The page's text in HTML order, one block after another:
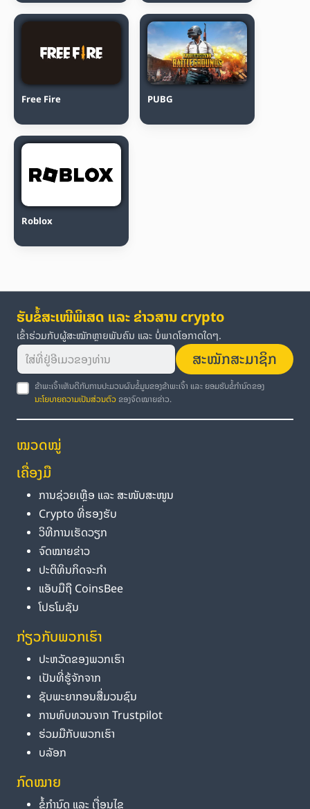
Free Fire PUBG
Roblox
ຮັບຂໍ້ສະເໜີພິເສດ ແລະ ຂ່າວສານ crypto
ເຂົ້າຮ່ວມກັບຜູ້ສະໝັກຫຼາຍພັນຄົນ ແລະ ບໍ່ພາດໂອກາດໃດໆ.
ສະໝັກສະມາຊິກ
ຂ້າພະເຈົ້າເຫັນດີກັບການປະມວນຜົນຂໍ້ມູນຂອງຂ້າພະເຈົ້າ ແລະ ຍອມຮັບຂໍ້ກຳນົດຂອງ
ນະໂຍບາຍຄວາມເປັນສ່ວນຕົວ ຂອງຈົດໝາຍຂ່າວ.
ໝວດໝູ່
ເຄື່ອງມື
ການຊ່ວຍເຫຼືອ ແລະ ສະໜັບສະໜູນ
Crypto ທີ່ຮອງຮັບ
ວິທີການເຮັດວຽກ
ຈົດໝາຍຂ່າວ
ປະຕິທິນກິດຈະກຳ
ແອັບມືຖື CoinsBee
ໂປຣໂມຊັນ
ກ່ຽວກັບພວກເຮົາ
ປະຫວັດຂອງພວກເຮົາ
ເປັນທີ່ຮູ້ຈັກຈາກ
ຊັບພະຍາກອນສື່ມວນຊົນ
ການທົບທວນຈາກ Trustpilot
ຮ່ວມມືກັບພວກເຮົາ
ບລັອກ
ກົດໝາຍ
ຂໍ້ກຳນົດ ແລະ ເງື່ອນໄຂ